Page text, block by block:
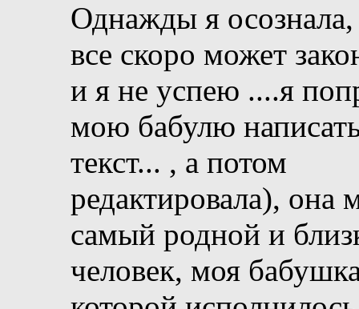
Однажды я осознала,
все скоро может
и я не успею ....я
мою бабулю
текст... , а потом
редактировала), она
самый родной и
человек, моя